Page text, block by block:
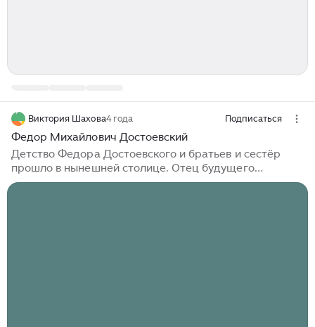
Виктория Шахова4 года Подписаться
Федор Михайлович Достоевский
Детство Федора Достоевского и братьев и сестёр
прошло в нынешней столице. Отец будущего
писателя, Михаил Достоевский, работал штаб-